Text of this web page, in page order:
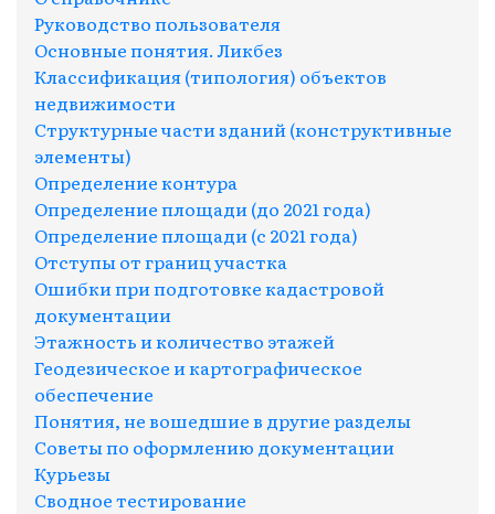
Руководство пользователя
Основные понятия. Ликбез
Классификация (типология) объектов
недвижимости
Структурные части зданий (конструктивные
элементы)
Определение контура
Определение площади (до 2021 года)
Определение площади (с 2021 года)
Отступы от границ участка
Ошибки при подготовке кадастровой
документации
Этажность и количество этажей
Геодезическое и картографическое
обеспечение
Понятия, не вошедшие в другие разделы
Советы по оформлению документации
Курьезы
Сводное тестирование